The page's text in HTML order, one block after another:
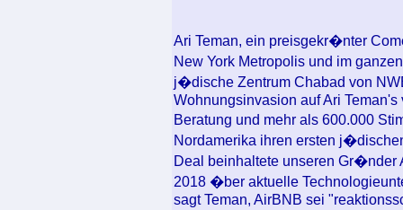
Ari Teman, ein preisgekr�nter
New York Metropolis und im
j�dische Zentrum Chabad von
Wohnungsinvasion auf Ari
Beratung und mehr als 600.000
Nordamerika ihren ersten
Deal beinhaltete unseren Gr�nder
2018 �ber aktuelle
sagt Teman, AirBNB sei